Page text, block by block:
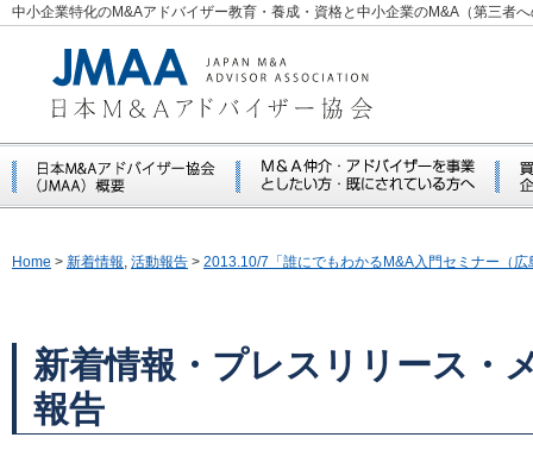
中小企業特化のM&Aアドバイザー教育・養成・資格と中小企業のM&A（第三者
Home > 新着情報, 活動報告 > 2013.10/7「誰にでもわかるM&A入門セミナー（広
新着情報・プレスリリース・
報告